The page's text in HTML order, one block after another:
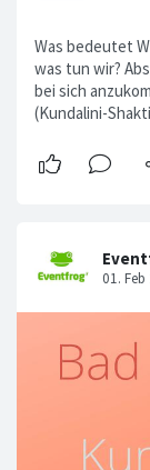
Was bedeutet
was tun wir?
bei sich
(Kundalini-